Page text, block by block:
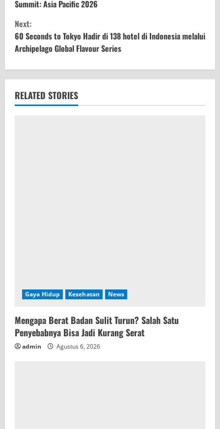
n
t
i
n
u
e
Summit: Asia Pacific 2026
Next:
60 Seconds to Tokyo Hadir di 138 hotel di Indonesia melalui
Archipelago Global Flavour Series
RELATED STORIES
Gaya Hidup Kesehatan News
Mengapa Berat Badan Sulit Turun? Salah Satu
Penyebabnya Bisa Jadi Kurang Serat
admin Agustus 6, 2026